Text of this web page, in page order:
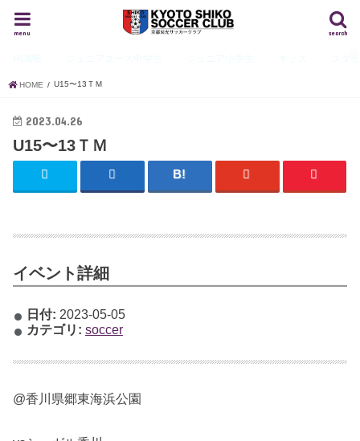
search
menu
HOME U15〜13ＴＭ
2023.04.26
U15〜13ＴＭ
イベント詳細
日付: 2023-05-05
カテゴリ: soccer
@香川県郷東海浜公園